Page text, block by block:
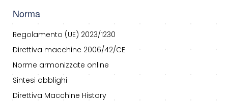
Norma
Regolamento (UE) 2023/1230
Direttiva macchine 2006/42/CE
Norme armonizzate online
Sintesi obblighi
Direttiva Macchine History